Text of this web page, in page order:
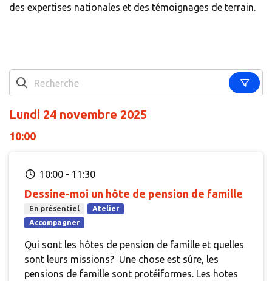
des expertises nationales et des témoignages de terrain.
Lundi 24 novembre 2025
10:00
10:00 - 11:30
Dessine-moi un hôte de pension de famille
En présentiel
Atelier
Accompagner
Qui sont les hôtes de pension de famille et quelles
sont leurs missions? Une chose est sûre, les
pensions de famille sont protéiformes. Les hotes